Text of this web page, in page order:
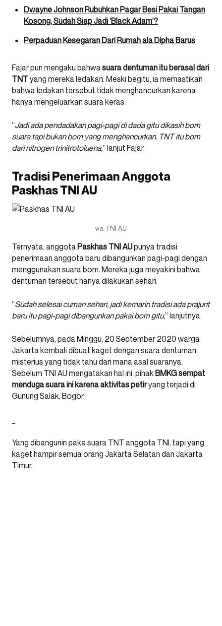
Dwayne Johnson Rubuhkan Pagar Besi Pakai Tangan
Kosong, Sudah Siap Jadi ‘Black Adam’?
Perpaduan Kesegaran Dari Rumah ala Dipha Barus
Fajar pun mengaku bahwasuara dentuman itu berasal dari
TNTyang mereka ledakan. Meski begitu, ia memastikan
bahwa ledakan tersebut tidak menghancurkan karena
hanya mengeluarkan suara keras.
“Jadi ada pendadakan pagi-pagi di dada gitu dikasih bom
suara tapi bukan bom yang menghancurkan. TNT itu bom
dari nitrogen trinitrotoluena,” lanjut Fajar.
Tradisi Penerimaan Anggota
Paskhas TNI AU
via TNI AU
Ternyata, anggota Paskhas TNI AUpunya tradisi
penerimaan anggota baru dibangunkan pagi-pagi dengan
menggunakan suara bom. Mereka juga meyakini bahwa
dentuman tersebut hanya dilakukan sehari.
“Sudah selesai cuman sehari, jadi kemarin tradisi ada prajurit
baru itu pagi-pagi dibangunkan pakai bom gitu,” lanjutnya.
Sebelumnya, pada Minggu, 20 September 2020 warga
Jakarta kembali dibuat kaget dengan suara dentuman
misterius yang tidak tahu dari mana asal suaranya.
Sebelum TNI AU mengatakan hal ini, pihak BMKG sempat
menduga suara ini karena aktivitas petiryang terjadi di
Gunung Salak, Bogor.
Yang dibangunin pake suara TNT anggota TNI, tapi yang
kaget hampir semua orang Jakarta Selatan dan Jakarta
Timur.